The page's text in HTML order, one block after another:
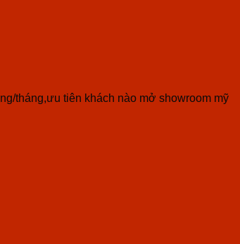
tháng,ưu tiên khách nào mở showroom mỹ